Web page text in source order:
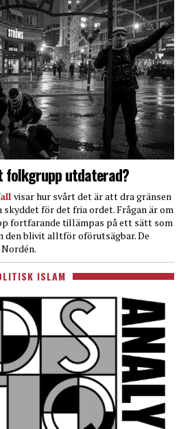
folkgrupp utdaterad?
visar hur svårt det är att dra gränsen
för det fria ordet. Frågan är om
fortfarande tillämpas på ett sätt som
blivit alltför oförutsägbar. De
ISLAM